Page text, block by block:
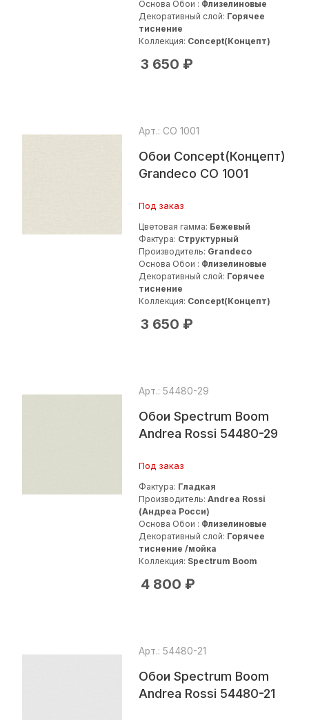
Основа Обои : Флизелиновые
Декоративный слой: Горячее
тиснение
Коллекция: Concept(Концепт)
3 650 ₽
Обои Concept(Концепт)
Grandeco СО 1001
Арт.: СО 1001
Под заказ
Цветовая гамма: Бежевый
Фактура: Структурный
Производитель: Grandeco
Основа Обои : Флизелиновые
Декоративный слой: Горячее
тиснение
Коллекция: Concept(Концепт)
3 650 ₽
Обои Spectrum Boom
Andrea Rossi 54480-29
Арт.: 54480-29
Под заказ
Фактура: Гладкая
Производитель: Andrea Rossi
(Андреа Росси)
Основа Обои : Флизелиновые
Декоративный слой: Горячее
тиснение /мойка
Коллекция: Spectrum Boom
4 800 ₽
Обои Spectrum Boom
Andrea Rossi 54480-21
Арт.: 54480-21